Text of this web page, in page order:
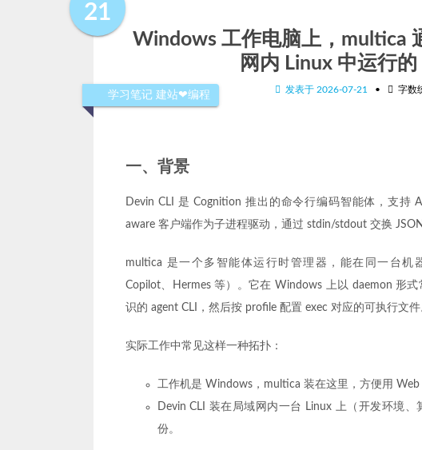
21
学习笔记 建站❤编程
Windows 工作电脑上，multica
网内 Linux 中运行
发表于 2026-07-21 • 字数
一、背景
Devin CLI 是 Cognition 推出的命令行编码智能体，支持
aware 客户端作为子进程驱动，通过 stdin/stdout 交换
multica 是一个多智能体运行时管理器，能在同一台机
Copilot、Hermes 等）。它在 Windows 上以 daemon 形
识的 agent CLI，然后按 profile 配置 exec 对应的可执行文件
实际工作中常见这样一种拓扑：
工作机是 Windows，multica 装在这里，方便用 Web
Devin CLI 装在局域网内一台 Linux 上（开发环境
份。